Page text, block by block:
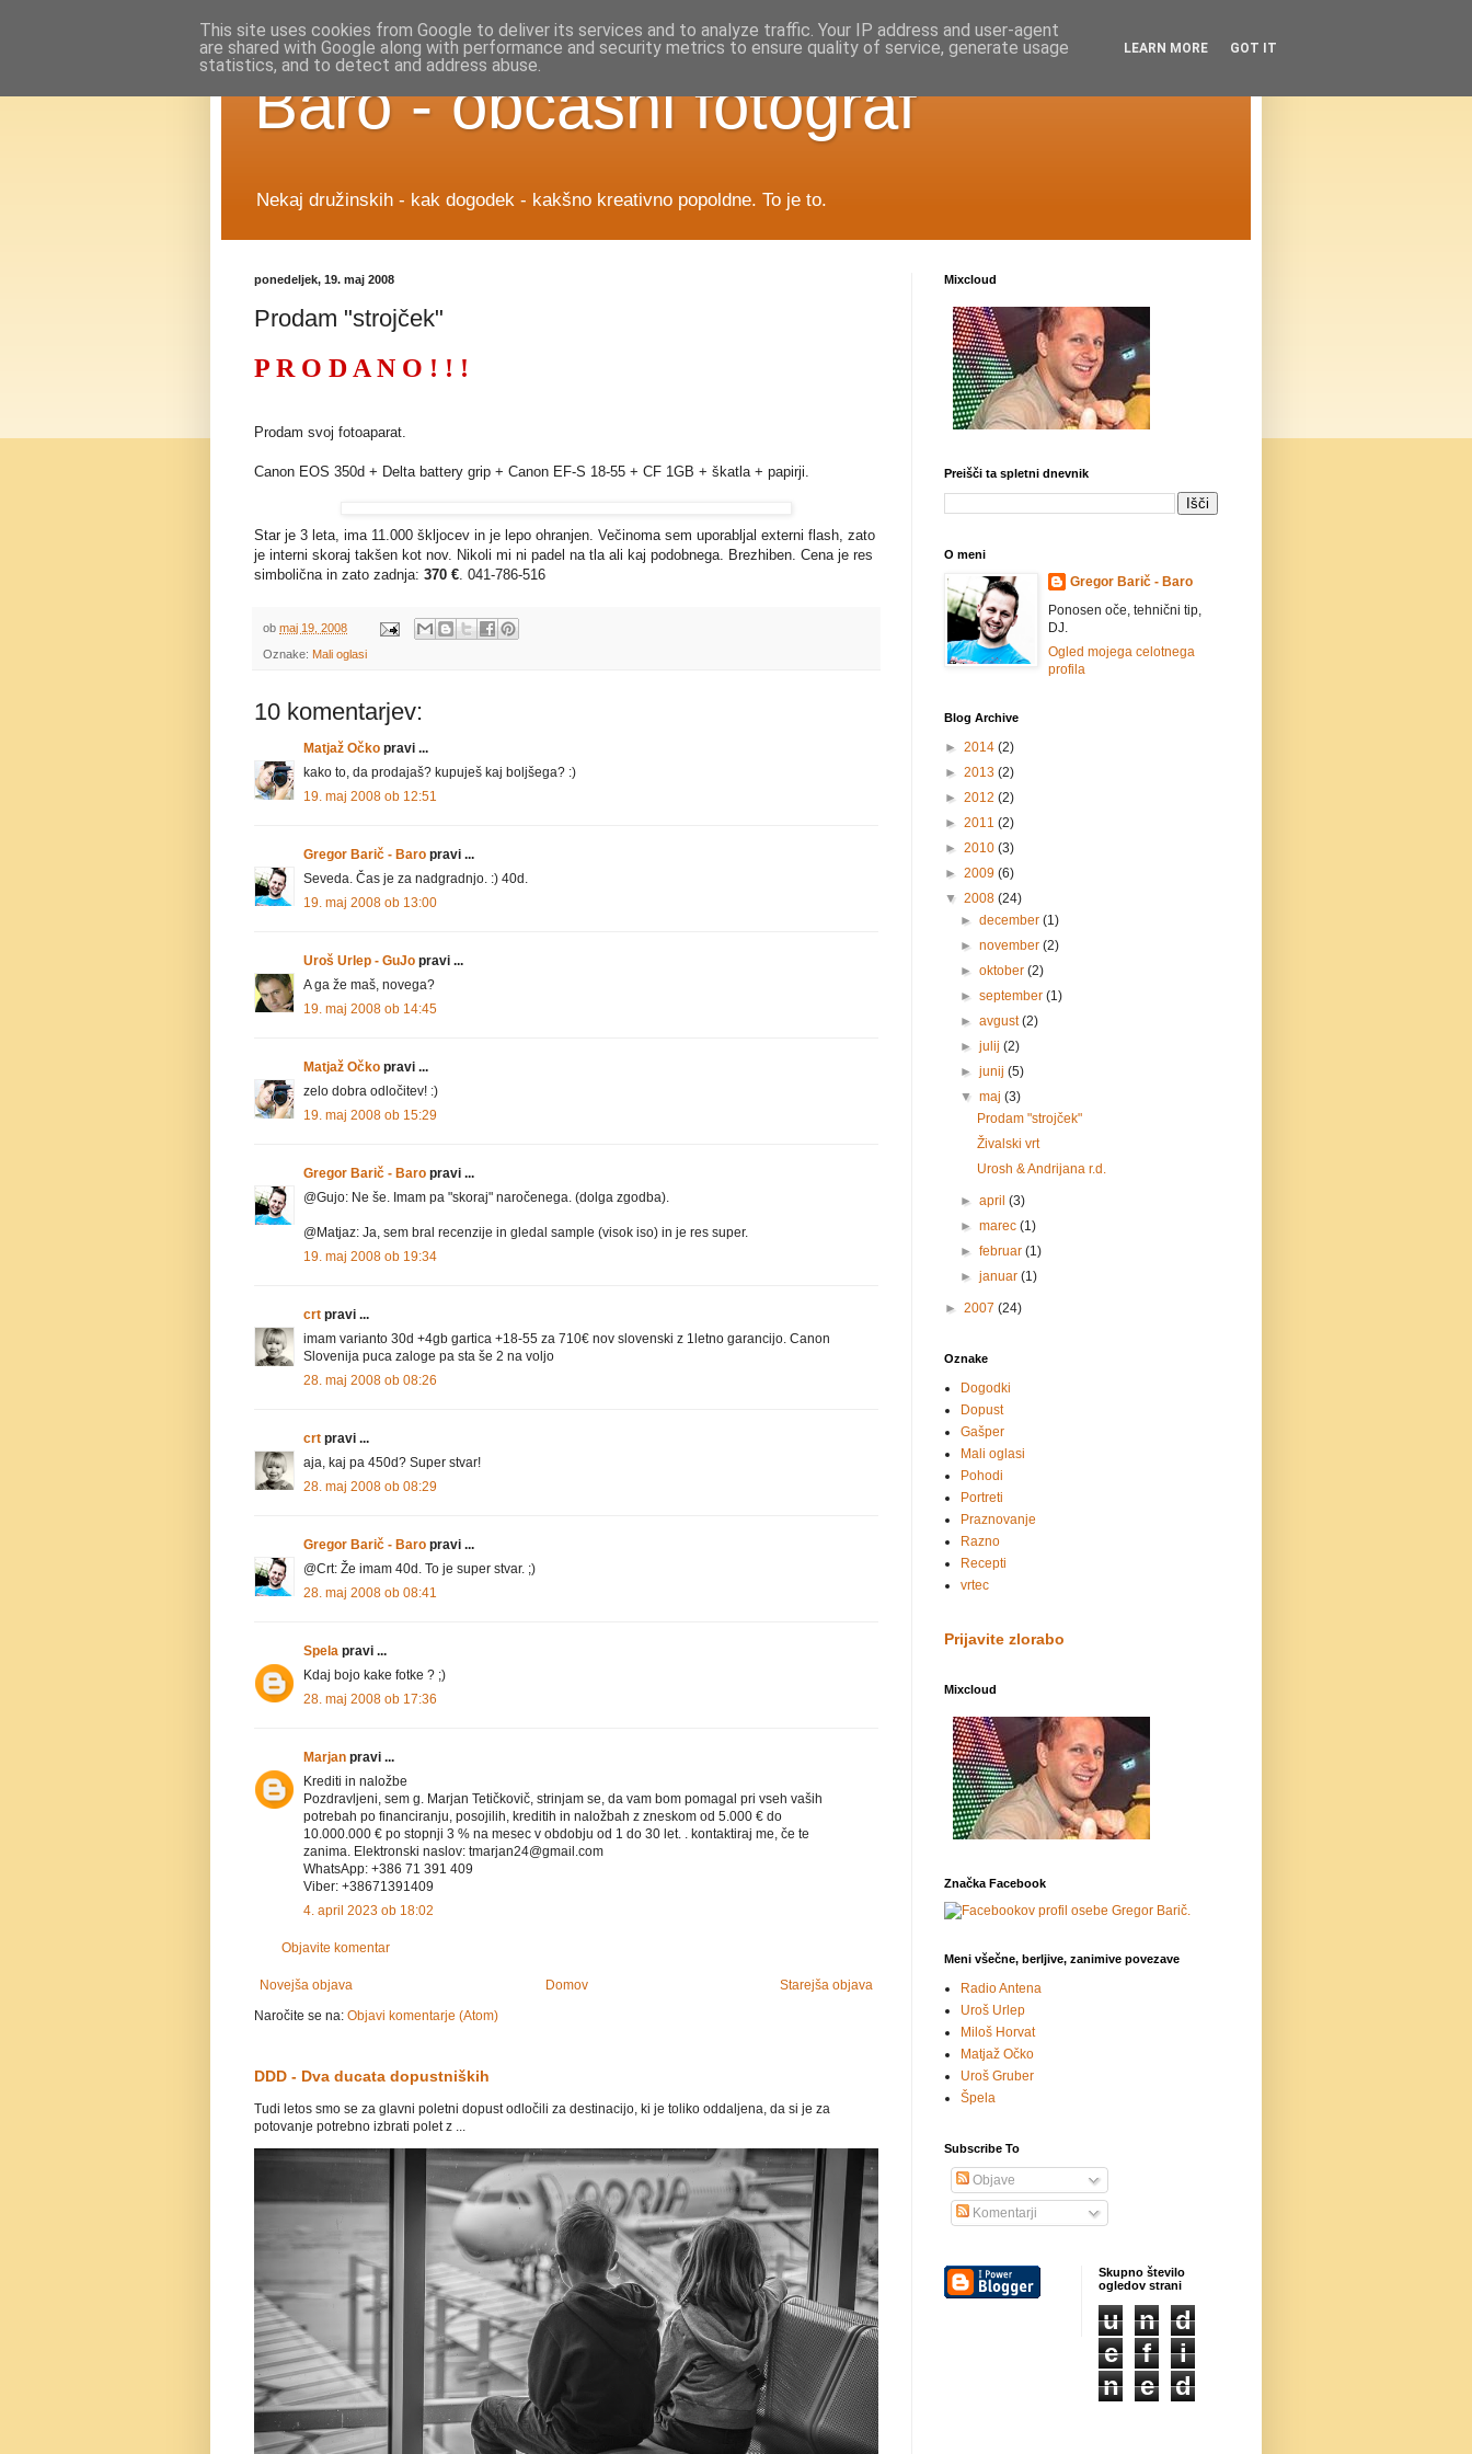
Baro - občasni fotograf
Nekaj družinskih - kak dogodek - kakšno kreativno popoldne. To je to.
ponedeljek, 19. maj 2008
Prodam "strojček"
P R O D A N O ! ! !
Prodam svoj fotoaparat.
Canon EOS 350d + Delta battery grip + Canon EF-S 18-55 + CF 1GB + škatla + papirji.
Star je 3 leta, ima 11.000 škljocev in je lepo ohranjen. Večinoma sem uporabljal externi flash, zato
je interni skoraj takšen kot nov. Nikoli mi ni padel na tla ali kaj podobnega. Brezhiben. Cena je res
simbolična in zato zadnja: 370 €. 041-786-516
ob maj 19, 2008
Oznake: Mali oglasi
10 komentarjev:
Matjaž Očko pravi ...
kako to, da prodajaš? kupuješ kaj boljšega? :)
19. maj 2008 ob 12:51
Gregor Barič - Baro pravi ...
Seveda. Čas je za nadgradnjo. :) 40d.
19. maj 2008 ob 13:00
Uroš Urlep - GuJo pravi ...
A ga že maš, novega?
19. maj 2008 ob 14:45
Matjaž Očko pravi ...
zelo dobra odločitev! :)
19. maj 2008 ob 15:29
Gregor Barič - Baro pravi ...
@Gujo: Ne še. Imam pa "skoraj" naročenega. (dolga zgodba).
@Matjaz: Ja, sem bral recenzije in gledal sample (visok iso) in je res super.
19. maj 2008 ob 19:34
crt pravi ...
imam varianto 30d +4gb gartica +18-55 za 710€ nov slovenski z 1letno garancijo. Canon
Slovenija puca zaloge pa sta še 2 na voljo
28. maj 2008 ob 08:26
crt pravi ...
aja, kaj pa 450d? Super stvar!
28. maj 2008 ob 08:29
Gregor Barič - Baro pravi ...
@Crt: Že imam 40d. To je super stvar. ;)
28. maj 2008 ob 08:41
Spela pravi ...
Kdaj bojo kake fotke ? ;)
28. maj 2008 ob 17:36
Marjan pravi ...
Krediti in naložbe
Pozdravljeni, sem g. Marjan Tetičkovič, strinjam se, da vam bom pomagal pri vseh vaših
potrebah po financiranju, posojilih, kreditih in naložbah z zneskom od 5.000 € do
10.000.000 € po stopnji 3 % na mesec v obdobju od 1 do 30 let. . kontaktiraj me, če te
zanima. Elektronski naslov: tmarjan24@gmail.com
WhatsApp: +386 71 391 409
Viber: +38671391409
4. april 2023 ob 18:02
Objavite komentar
Novejša objava Starejša objava
Domov
Naročite se na: Objavi komentarje (Atom)
DDD - Dva ducata dopustniških
Tudi letos smo se za glavni poletni dopust odločili za destinacijo, ki je toliko oddaljena, da si je za
potovanje potrebno izbrati polet z ...
Mixcloud
Preišči ta spletni dnevnik
O meni
Gregor Barič - Baro
Ponosen oče, tehnični tip,
DJ.
Ogled mojega celotnega
profila
Blog Archive
► 2014 (2)
► 2013 (2)
► 2012 (2)
► 2011 (2)
► 2010 (3)
► 2009 (6)
▼ 2008 (24)
►december(1)
►november(2)
►oktober(2)
►september(1)
►avgust(2)
►julij(2)
►junij(5)
▼maj(3)
Prodam "strojček"
Živalski vrt
Urosh & Andrijana r.d.
►april(3)
►marec(1)
►februar(1)
►januar(1)
► 2007 (24)
Oznake
Dogodki
Dopust
Gašper
Mali oglasi
Pohodi
Portreti
Praznovanje
Razno
Recepti
vrtec
Prijavite zlorabo
Mixcloud
Značka Facebook
Meni všečne, berljive, zanimive povezave
Radio Antena
Uroš Urlep
Miloš Horvat
Matjaž Očko
Uroš Gruber
Špela
Subscribe To
Objave
Komentarji
Skupno število
ogledov strani
u n
d
e
f
i
n
e d
This site uses cookies from Google to deliver its services and to analyze traffic. Your IP address and user-agent
are shared with Google along with performance and security metrics to ensure quality of service, generate usage
statistics, and to detect and address abuse.
LEARN MORE GOT IT